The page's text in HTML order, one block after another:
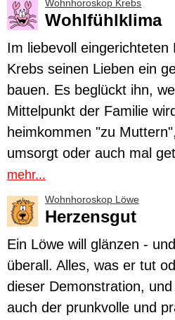
Wohnhoroskop Krebs
Wohlfühlklima
Im liebevoll eingerichteten
Krebs seinen Lieben ein
bauen. Es beglückt ihn,
Mittelpunkt der Familie
heimkommen "zu
umsorgt oder auch mal
mehr...
Wohnhoroskop Löwe
Herzensgut
Ein Löwe will glänzen -
überall. Alles, was er tut
dieser Demonstration,
auch der prunkvolle und